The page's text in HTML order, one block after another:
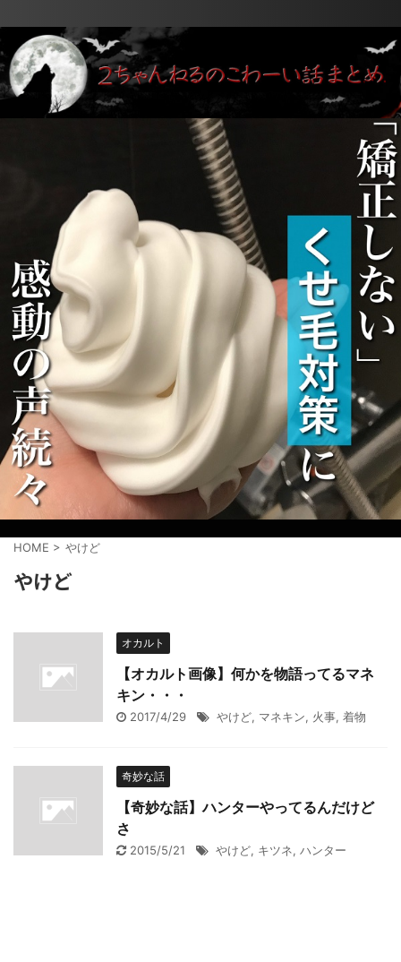
HOME > やけど
やけど
オカルト
【オカルト画像】何かを物語ってるマネ
キン・・・
2017/4/29 やけど, マネキン, 火事, 着物
奇妙な話
【奇妙な話】ハンターやってるんだけど
さ
2015/5/21 やけど, キツネ, ハンター